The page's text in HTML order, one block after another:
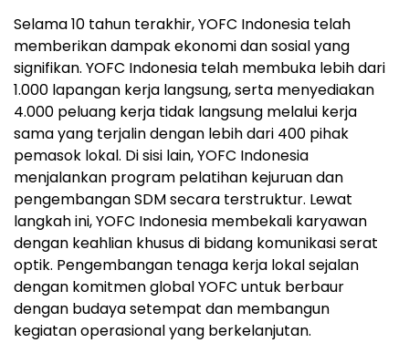
Selama 10 tahun terakhir, YOFC Indonesia telah
memberikan dampak ekonomi dan sosial yang
signifikan. YOFC Indonesia telah membuka lebih dari
1.000 lapangan kerja langsung, serta menyediakan
4.000 peluang kerja tidak langsung melalui kerja
sama yang terjalin dengan lebih dari 400 pihak
pemasok lokal. Di sisi lain, YOFC Indonesia
menjalankan program pelatihan kejuruan dan
pengembangan SDM secara terstruktur. Lewat
langkah ini, YOFC Indonesia membekali karyawan
dengan keahlian khusus di bidang komunikasi serat
optik. Pengembangan tenaga kerja lokal sejalan
dengan komitmen global YOFC untuk berbaur
dengan budaya setempat dan membangun
kegiatan operasional yang berkelanjutan.